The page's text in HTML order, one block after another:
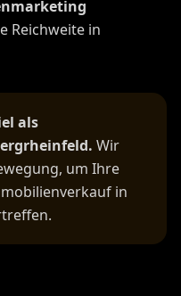
Reichweite in
als
Wir
um Ihre
in